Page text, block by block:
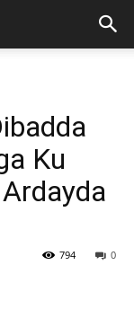
Ku
0
794